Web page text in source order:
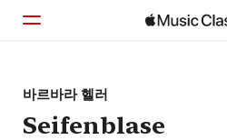
홈
둘러보기
바르바라 헬러
Seifenblase